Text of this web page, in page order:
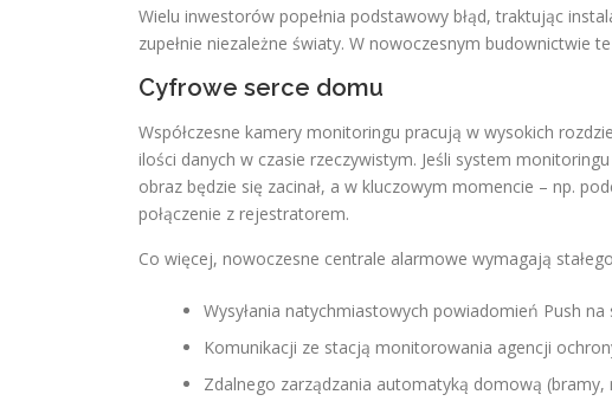
Wielu inwestorów popełnia podstawowy błąd, traktując
zupełnie niezależne światy. W nowoczesnym budownictwie
Cyfrowe serce domu
Współczesne kamery monitoringu pracują w wysokich
ilości danych w czasie rzeczywistym. Jeśli system
obraz będzie się zacinał, a w kluczowym momencie – np.
połączenie z rejestratorem.
Co więcej, nowoczesne centrale alarmowe wymagają
Wysyłania natychmiastowych powiadomień Push na
Komunikacji ze stacją monitorowania agencji
Zdalnego zarządzania automatyką domową (bramy,